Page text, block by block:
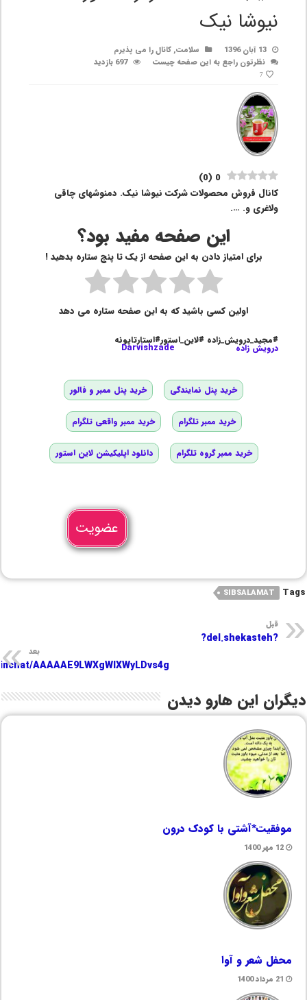
نیوشا نیک
13 آبان 1396 سلامت,کانال را می پذیرم
نظرتون راجع به این صفحه چیست
697 بازدید
7
0
(
0
)
کانال فروش محصولات شرکت نیوشا نیک. دمنوشهای چاقی
ولاغری و. ….
این صفحه مفید بود؟
برای امتیاز دادن به این صفحه از یک تا پنج ستاره بدهید !
اولین کسی باشید که به این صفحه ستاره می دهد
#مجید_درویش_زاده #لاین_استور#استارتاپونه
درویش زاده Darvishzade
خرید پنل نمایندگی خرید پنل ممبر و فالور
خرید ممبر تلگرام خرید ممبر واقعی تلگرام
خرید ممبر گروه تلگرام دانلود اپلیکیشن لاین استور
عضویت
Tags
SIBSALAMAT
قبل
?del.shekasteh?
بعد
AAAAAE9LWXgWlXWyLDvs4g
دیگران این هارو دیدن
موفقیت*آشتی با کودک درون
12 مهر 1400
محفل شعر و آوا
21 مرداد 1400